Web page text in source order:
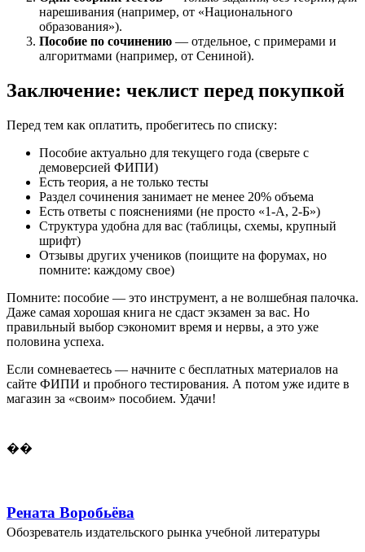
нарешивания (например, от «Национального
образования»).
Пособие по сочинению — отдельное, с примерами и
алгоритмами (например, от Сениной).
Заключение: чеклист перед покупкой
Перед тем как оплатить, пробегитесь по списку:
Пособие актуально для текущего года (сверьте с
демоверсией ФИПИ)
Есть теория, а не только тесты
Раздел сочинения занимает не менее 20% объема
Есть ответы с пояснениями (не просто «1-А, 2-Б»)
Структура удобна для вас (таблицы, схемы, крупный
шрифт)
Отзывы других учеников (поищите на форумах, но
помните: каждому свое)
Помните: пособие — это инструмент, а не волшебная палочка.
Даже самая хорошая книга не сдаст экзамен за вас. Но
правильный выбор сэкономит время и нервы, а это уже
половина успеха.
Если сомневаетесь — начните с бесплатных материалов на
сайте ФИПИ и пробного тестирования. А потом уже идите в
магазин за «своим» пособием. Удачи!
��
Рената Воробьёва
Обозреватель издательского рынка учебной литературы